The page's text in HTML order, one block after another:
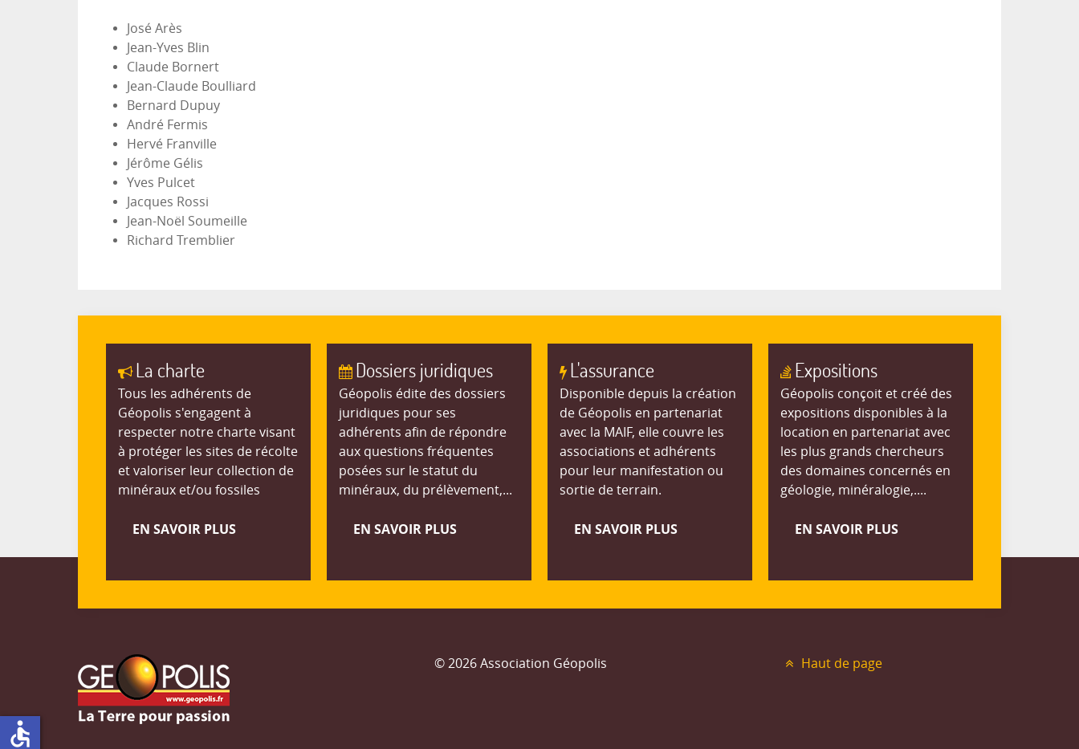
José Arès
Jean-Yves Blin
Claude Bornert
Jean-Claude Boulliard
Bernard Dupuy
André Fermis
Hervé Franville
Jérôme Gélis
Yves Pulcet
Jacques Rossi
Jean-Noël Soumeille
Richard Tremblier
La charte
Tous les adhérents de
Géopolis s'engagent à
respecter notre charte visant
à protéger les sites de récolte
et valoriser leur collection de
minéraux et/ou fossiles
EN SAVOIR PLUS
Dossiers juridiques
Géopolis édite des dossiers
juridiques pour ses
adhérents afin de répondre
aux questions fréquentes
posées sur le statut du
minéraux, du prélèvement,...
EN SAVOIR PLUS
L'assurance
Disponible depuis la création
de Géopolis en partenariat
avec la MAIF, elle couvre les
associations et adhérents
pour leur manifestation ou
sortie de terrain.
EN SAVOIR PLUS
Expositions
Géopolis conçoit et créé des
expositions disponibles à la
location en partenariat avec
les plus grands chercheurs
des domaines concernés en
géologie, minéralogie,....
EN SAVOIR PLUS
© 2026 Association Géopolis Haut de page
accessible